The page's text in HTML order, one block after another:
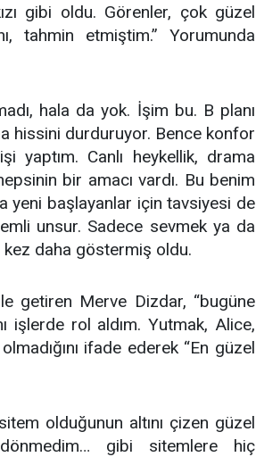
gibi oldu. Görenler, çok güzel
tahmin etmiştim.” Yorumunda
hala da yok. İşim bu. B planı
hissini durduruyor. Bence konfor
yaptım. Canlı heykellik, drama
bir amacı vardı. Bu benim
yeni başlayanlar için tavsiyesi de
unsur. Sadece sevmek ya da
daha göstermiş oldu.
getiren Merve Dizdar, “bugüne
işlerde rol aldım. Yutmak, Alice,
ifade ederek “En güzel
olduğunun altını çizen güzel
gibi sitemlere hiç